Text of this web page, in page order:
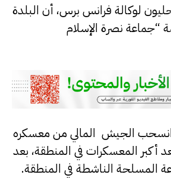
لوكالة فرانس برس، أن البلدة
نصرة الإسلام
انسحب الجيش المالي من معسكره
أكبر المعسكرات في المنطقة، بعد
المسلحة الناشطة في المنطقة.